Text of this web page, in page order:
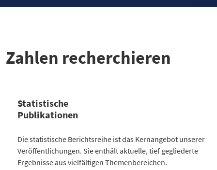
Zahlen recherchieren
Statistische
Publikationen
Kategorie
Anzahl Publikationen
Bevölkerung 30
Gesellschaft 64
Die statistische Berichtsreihe ist das Kernangebot unserer
Veröffentlichungen. Sie enthält aktuelle, tief gegliederte
Ergebnisse aus vielfältigen Themenbereichen.